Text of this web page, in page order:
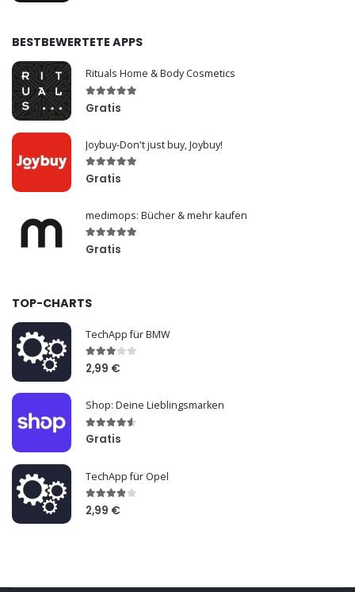
BESTBEWERTETE APPS
Rituals Home & Body Cosmetics
Gratis
Joybuy-Don't just buy, Joybuy!
Gratis
medimops: Bücher & mehr kaufen
Gratis
TOP-CHARTS
TechApp für BMW
2,99 €
Shop: Deine Lieblingsmarken
Gratis
TechApp für Opel
2,99 €